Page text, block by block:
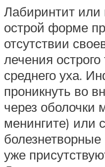
Лабиринтит или
острой форме
отсутствии
лечения
среднего уха.
проникнуть во
через оболочки
менингите) или
уже